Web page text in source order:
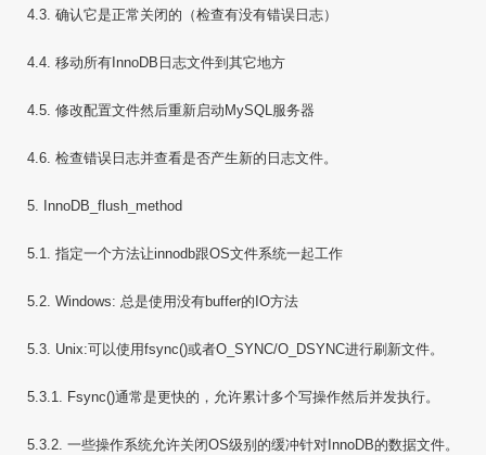
4.3. 确认它是正常关闭的（检查有没有错误日志）
4.4. 移动所有InnoDB日志文件到其它地方
4.5. 修改配置文件然后重新启动MySQL服务器
4.6. 检查错误日志并查看是否产生新的日志文件。
5. InnoDB_flush_method
5.1. 指定一个方法让innodb跟OS文件系统一起工作
5.2. Windows: 总是使用没有buffer的IO方法
5.3. Unix:可以使用fsync()或者O_SYNC/O_DSYNC进行刷新文件。
5.3.1. Fsync()通常是更快的，允许累计多个写操作然后并发执行。
5.3.2. 一些操作系统允许关闭OS级别的缓冲针对InnoDB的数据文件。